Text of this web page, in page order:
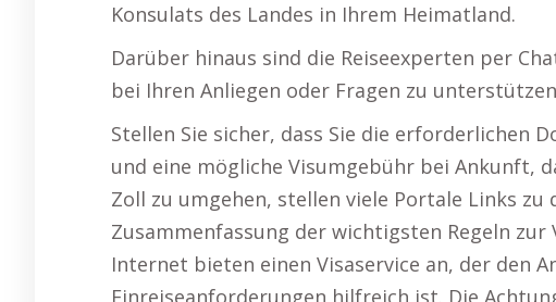
Konsulats des Landes in Ihrem Heimatland.
Darüber hinaus sind die Reiseexperten per
bei Ihren Anliegen oder Fragen zu
Stellen Sie sicher, dass Sie die erforderlichen
und eine mögliche Visumgebühr bei Ankunft,
Zoll zu umgehen, stellen viele Portale Links
Zusammenfassung der wichtigsten Regeln
Internet bieten einen Visaservice an, der den
Einreiseanforderungen hilfreich ist. Die